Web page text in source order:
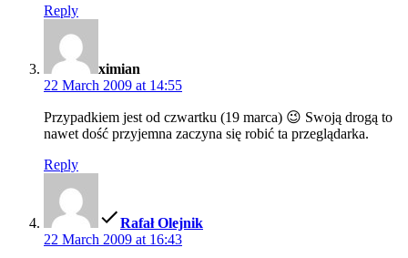
Reply
ximian
22 March 2009 at 14:55
Przypadkiem jest od czwartku (19 marca) 😉 Swoją drogą to
nawet dość przyjemna zaczyna się robić ta przeglądarka.
Reply
Rafał Olejnik
22 March 2009 at 16:43